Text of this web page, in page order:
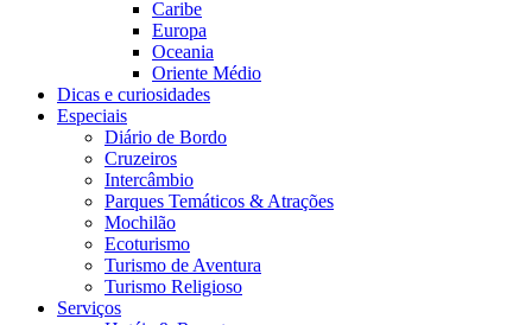
Caribe
Europa
Oceania
Oriente Médio
Dicas e curiosidades
Especiais
Diário de Bordo
Cruzeiros
Intercâmbio
Parques Temáticos & Atrações
Mochilão
Ecoturismo
Turismo de Aventura
Turismo Religioso
Serviços